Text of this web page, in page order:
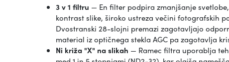
3 v 1 filtru — En filter podpira zmanjšanje
kontrast slike, široko ustreza večini fotografskih
Dvostranski 28-slojni premazi zagotavljajo
material iz optičnega stekla AGC pa zagotavlja
Ni križa "X" na slikah — Ramec filtra uporablja